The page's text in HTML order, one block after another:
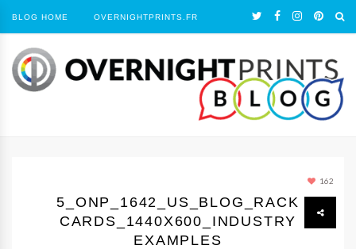
BLOG HOME OVERNIGHTPRINTS.FR
162
5_ONP_1642_US_BLOG_RACK
CARDS_1440Х600_INDUSTRY
EXAMPLES